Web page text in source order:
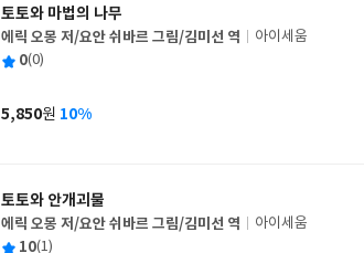
토토와 마법의 나무
글
쓴
에릭 오몽 저/요안 쉬바르 그림/김미선 역
출
사
아이세움
평 0(0)
가
5,850원 10%
토토와 안개괴물
글
에릭 오몽 저/요안 쉬바르 그림/김미선 역
아이세움
평 10(1)